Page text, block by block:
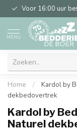
Voor 16:00 uur
MENU
Home /
Kardol by
dekbedovertrek
Kardol by
Naturel